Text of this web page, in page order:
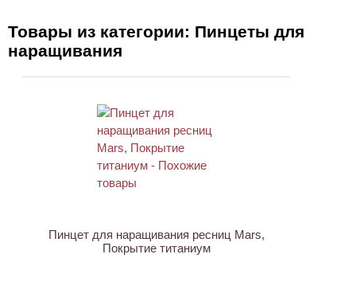
Товары из категории: Пинцеты для
наращивания
Пинцет для наращивания ресниц Mars,
Покрытие титаниум